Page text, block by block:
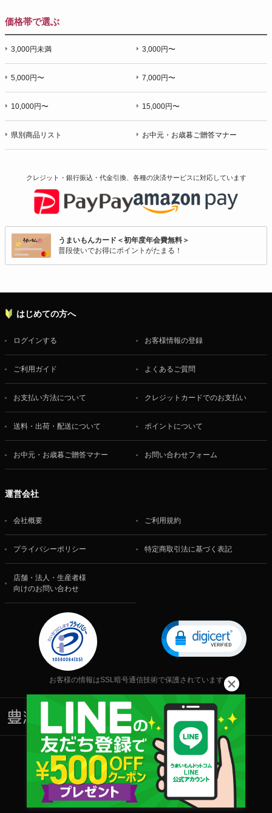
価格帯で選ぶ
3,000円未満 3,000円〜
5,000円〜 7,000円〜
10,000円〜 15,000円〜
県別商品リスト お中元・お歳暮ご贈答マナー
クレジット・銀行振込・代金引換、各種の決済サービスに対応しています
うまいもんカード＜初年度年会費無料＞
普段使いでお得にポイントがたまる！
はじめての方へ
ログインする お客様情報の登録
ご利用ガイド よくあるご質問
お支払い方法について クレジットカードでのお支払い
送料・出荷・配送について ポイントについて
お中元・お歳暮ご贈答マナー お問い合わせフォーム
運営会社
会社概要 ご利用規約
プライバシーポリシー 特定商取引法に基づく表記
店舗・法人・生産者様
向けのお問い合わせ
お客様の情報はSSL暗号通信技術で保護されています
株式会社 食文化
Copyright © 2001-2026 株式会社 食文化 All rights reserved.
当サイト内の文章・画像等の一切の無断転載および転用を禁じます。